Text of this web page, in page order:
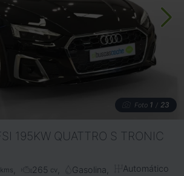
Foto 1 / 23
195KW QUATTRO S TRONIC
kms 265 cv Gasolina Automático